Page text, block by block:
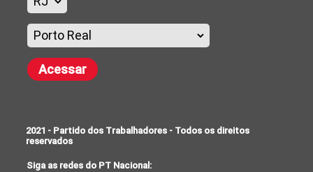
Acessar
2021 - Partido dos Trabalhadores - Todos os direitos
reservados
Siga as redes do PT Nacional: